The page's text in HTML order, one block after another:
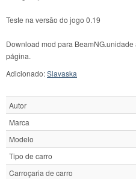
Teste na versão do jogo 0.19
Download mod para
página.
Adicionado:Slavaska
Autor
Marca
Modelo
Tipo de carro
Carroçaria de carro